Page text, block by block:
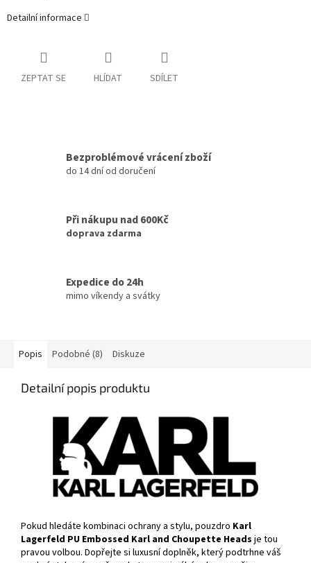
Detailní informace
ZEPTAT SE HLÍDAT SDÍLET
Bezproblémové vrácení zboží
do 14 dní od doručení
Při nákupu nad 600Kč
doprava zdarma
Expedice do 24h
mimo víkendy a svátky
Popis Podobné (8) Diskuze
Detailní popis produktu
Pokud hledáte kombinaci ochrany a stylu, pouzdro Karl
Lagerfeld PU Embossed Karl and Choupette Heads je tou
pravou volbou. Dopřejte si luxusní doplněk, který podtrhne váš